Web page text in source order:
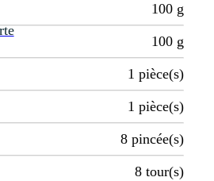
100 g
100 g
1 pièce(s)
1 pièce(s)
8 pincée(s)
8 tour(s)